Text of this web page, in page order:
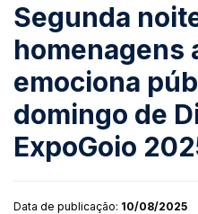
Segunda
homenagens
emociona
domingo de
ExpoGoio
Data de publicação: 10/08/2025